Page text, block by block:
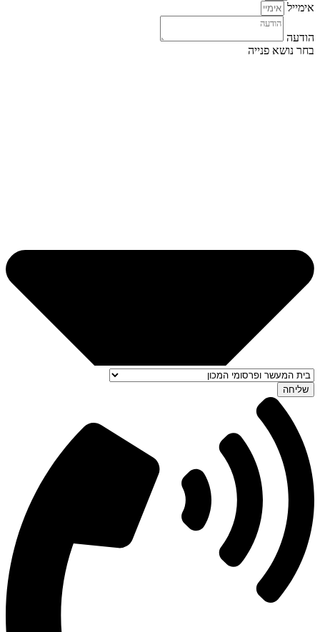
אימייל
הודעה
בחר נושא פנייה
שליחה